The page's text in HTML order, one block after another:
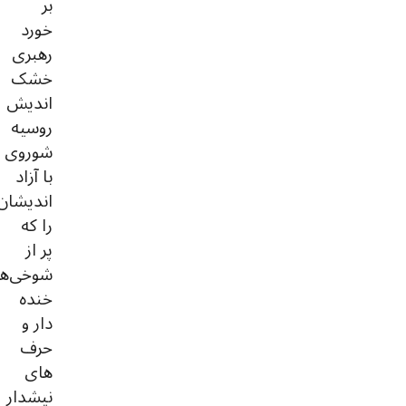
خورد
رهبری
خشک‌
اندیش
روسیه
شوروی
با آزاد
را که
پر از
خنده‌
دار و
حرف
های
نیشدار